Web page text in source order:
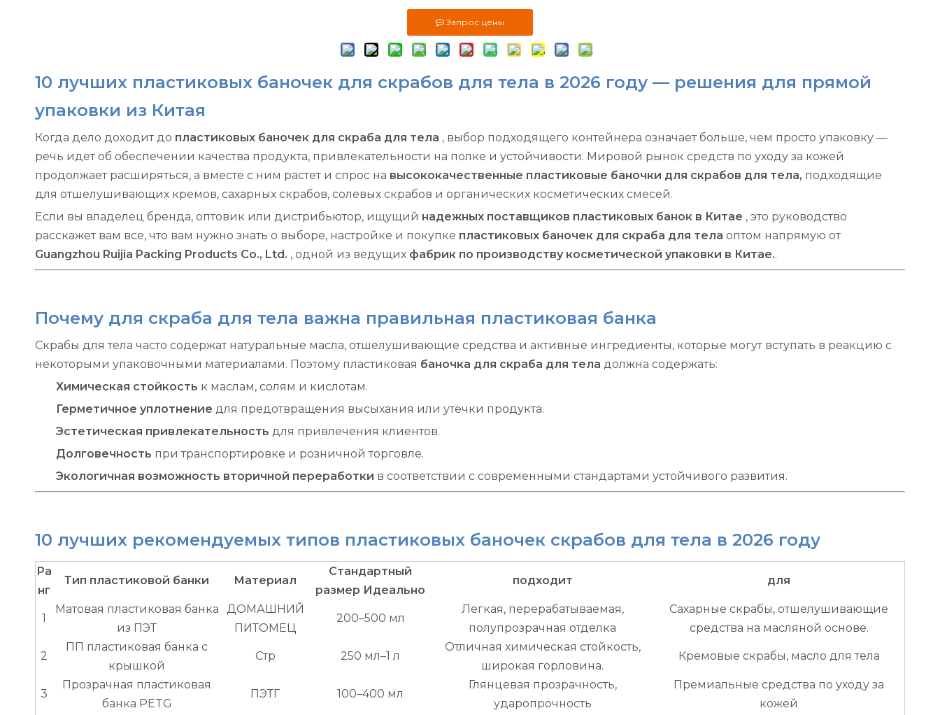
Запрос цены
10 лучших пластиковых баночек для скрабов для тела в 2026 году — решения для прямой
упаковки из Китая
Когда дело доходит до пластиковых баночек для скраба для тела , выбор подходящего контейнера означает больше, чем просто упаковку —
речь идет об обеспечении качества продукта, привлекательности на полке и устойчивости. Мировой рынок средств по уходу за кожей
продолжает расширяться, а вместе с ним растет и спрос на высококачественные пластиковые баночки для скрабов для тела, подходящие
для отшелушивающих кремов, сахарных скрабов, солевых скрабов и органических косметических смесей.
Если вы владелец бренда, оптовик или дистрибьютор, ищущий надежных поставщиков пластиковых банок в Китае , это руководство
расскажет вам все, что вам нужно знать о выборе, настройке и покупке пластиковых баночек для скраба для тела оптом напрямую от
Guangzhou Ruijia Packing Products Co., Ltd. , одной из ведущих фабрик по производству косметической упаковки в Китае..
Почему для скраба для тела важна правильная пластиковая банка
Скрабы для тела часто содержат натуральные масла, отшелушивающие средства и активные ингредиенты, которые могут вступать в реакцию с
некоторыми упаковочными материалами. Поэтому пластиковая баночка для скраба для тела должна содержать:
Химическая стойкость к маслам, солям и кислотам.
Герметичное уплотнение для предотвращения высыхания или утечки продукта.
Эстетическая привлекательность для привлечения клиентов.
Долговечность при транспортировке и розничной торговле.
Экологичная возможность вторичной переработки в соответствии с современными стандартами устойчивого развития.
10 лучших рекомендуемых типов пластиковых баночек скрабов для тела в 2026 году
Ра
нг
Тип пластиковой банки Материал
Стандартный
размер Идеально
подходит для
1
Матовая пластиковая банка
из ПЭТ
ДОМАШНИЙ
ПИТОМЕЦ
200–500 мл
Легкая, перерабатываемая,
полупрозрачная отделка
Сахарные скрабы, отшелушивающие
средства на масляной основе.
2
ПП пластиковая банка с
крышкой
Стр 250 мл–1 л
Отличная химическая стойкость,
широкая горловина.
Кремовые скрабы, масло для тела
3
Прозрачная пластиковая
банка PETG
ПЭТГ 100–400 мл
Глянцевая прозрачность,
ударопрочность
Премиальные средства по уходу за
кожей